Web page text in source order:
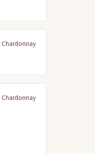
Chardonnay
Chardonnay